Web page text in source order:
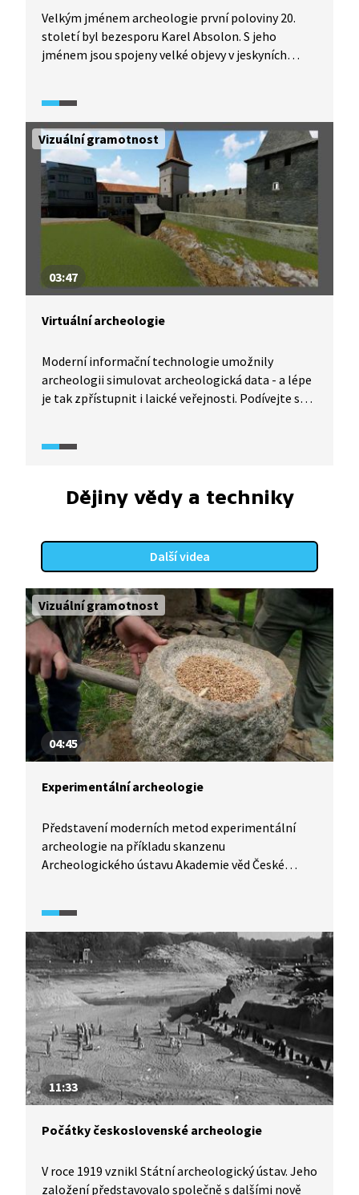
Velkým jménem archeologie první poloviny 20.
století byl bezesporu Karel Absolon. S jeho
jménem jsou spojeny velké objevy v jeskyních
divákům nejen osobnost Karla Absolona, ale také
soudobou podobu výzkumu archeologických
nálezů. Část videa je věnována fenoménu venuší
a úvahám o jejich významu a vzniku. Ukázka
obsahuje rozhovory s odborníky a ilustrační
záběry, dobové i ze současnosti.
Vizuální gramotnost
03:47
Virtuální archeologie
Moderní informační technologie umožnily
archeologii simulovat archeologická data - a lépe
je tak zpřístupnit i laické veřejnosti. Podívejte se
Dějiny vědy a techniky
Další videa
Vizuální gramotnost
04:45
Experimentální archeologie
Představení moderních metod experimentální
archeologie na příkladu skanzenu
Archeologického ústavu Akademie věd České
placky v replice chlebové pece, následně ukazuje
venkovské obydlí 13. a 14. století.
11:33
Počátky československé archeologie
V roce 1919 vznikl Státní archeologický ústav. Jeho
založení představovalo společně s dalšími nově